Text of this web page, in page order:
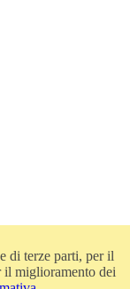
di terze parti, per il
il miglioramento dei